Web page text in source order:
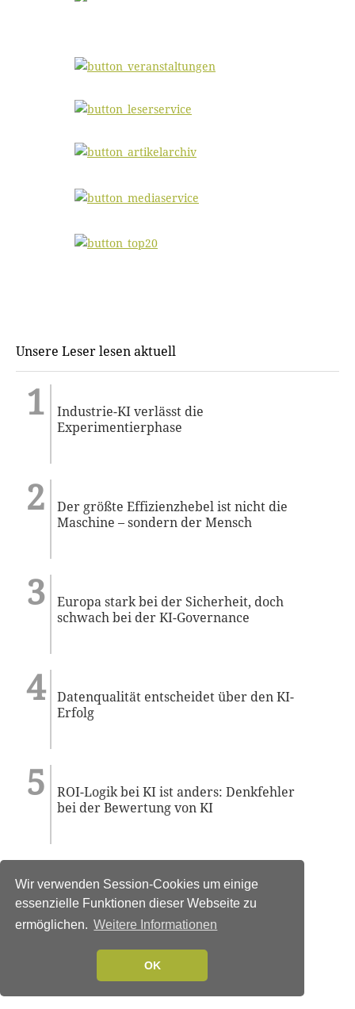
Wir verwenden Session-Cookies um einige
essenzielle Funktionen dieser Webseite zu
ermöglichen. Weitere Informationen
OK
Unsere Leser lesen aktuell
Industrie-KI verlässt die
Experimentierphase
Der größte Effizienzhebel ist nicht die
Maschine – sondern der Mensch
Europa stark bei der Sicherheit, doch
schwach bei der KI-Governance
Datenqualität entscheidet über den KI-
Erfolg
ROI-Logik bei KI ist anders: Denkfehler
bei der Bewertung von KI